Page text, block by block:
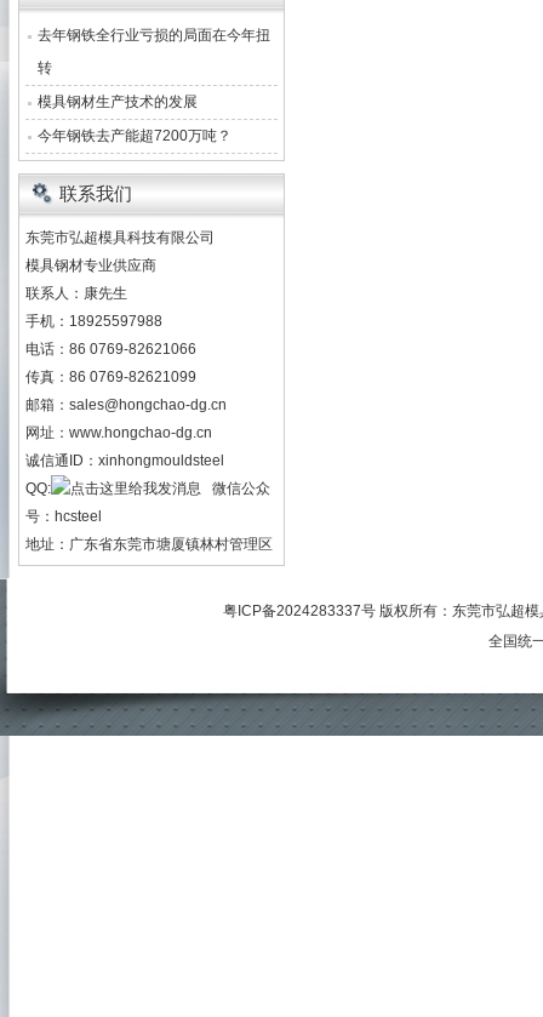
去年钢铁全行业亏损的局面在今年扭
转
模具钢材生产技术的发展
今年钢铁去产能超7200万吨？
联系我们
东莞市弘超模具科技有限公司
模具钢材专业供应商
联系人：康先生
手机：18925597988
电话：86 0769-82621066
传真：86 0769-82621099
邮箱： sales@hongchao-dg.cn
网址： www.hongchao-dg.cn
诚信通ID：xinhongmouldsteel
QQ:
微信公众
号：hcsteel
地址：广东省东莞市塘厦镇林村管理区
粤ICP备2024283337号 版权所有： 东莞市弘超
全国统